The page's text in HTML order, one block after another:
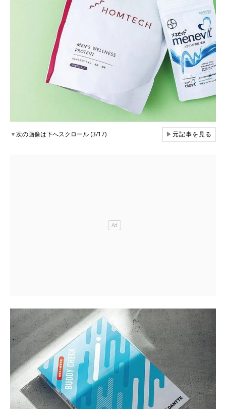
▼次の画像は下へスクロール (3/17) ▶元記事を見る